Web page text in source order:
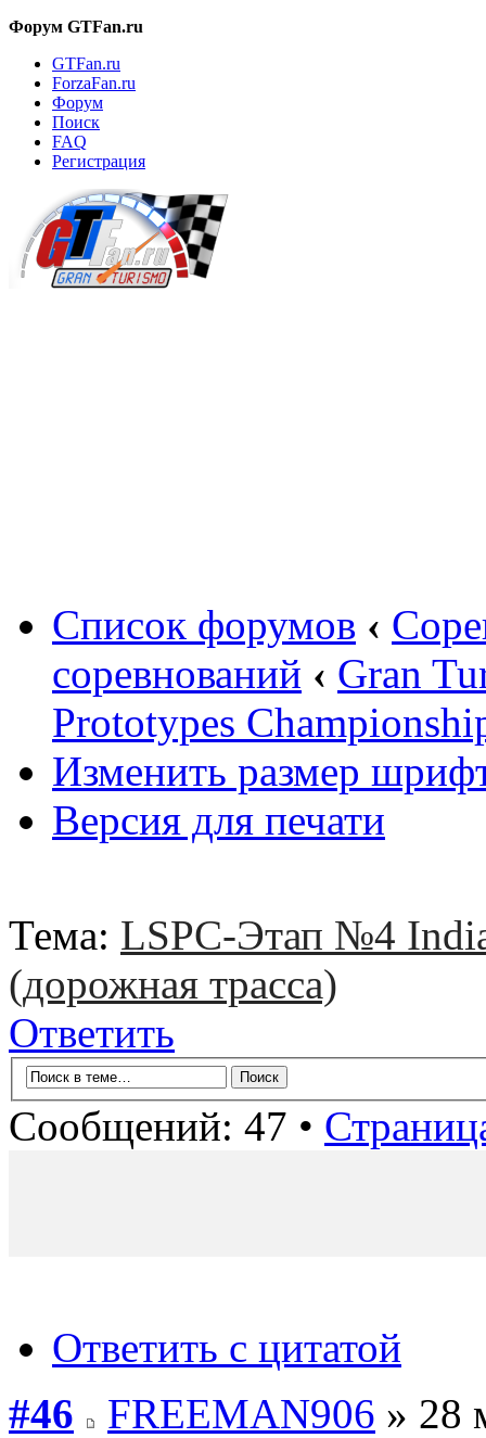
Форум GTFan.ru
GTFan.ru
ForzaFan.ru
Форум
Поиск
FAQ
Регистрация
Список форумов ‹
соревнований ‹ Gran
Prototypes
Изменить размер
Версия для печати
Тема: LSPC-Этап №4
(дорожная трасса)
Ответить
Сообщений: 47 •
Ответить с цитатой
#46
FREEMAN906 » 28